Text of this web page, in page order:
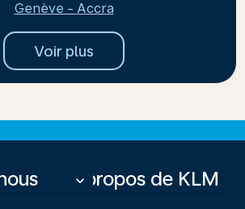
Genève - Accra
Voir plus
À propos de KLM
keyboard_arrow_down